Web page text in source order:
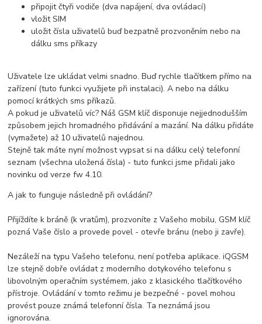
připojit čtyři vodiče (dva napájení, dva ovládací)
vložit SIM
uložit čísla uživatelů buď bezpatně prozvoněním nebo na
dálku sms příkazy
Uživatele lze ukládat velmi snadno. Buď rychle tlačítkem přímo na
zařízení (tuto funkci využijete při instalaci). A nebo na dálku
pomocí krátkých sms příkazů.
A pokud je uživatelů víc? Náš GSM klíč disponuje nejjednodušším
způsobem jejich hromadného přidávání a mazání. Na dálku přidáte
(vymažete) až 10 uživatelů najednou.
Stejně tak máte nyní možnost vypsat si na dálku celý telefonní
seznam (všechna uložená čísla) - tuto funkci jsme přidali jako
novinku od verze fw 4.10.
A jak to funguje následně při ovládání?
Přijíždíte k bráně (k vratům), prozvoníte z Vašeho mobilu, GSM klíč
pozná Vaše číslo a provede povel - otevře bránu (nebo ji zavře).
Nezáleží na typu Vašeho telefonu, není potřeba aplikace. iQGSM
lze stejně dobře ovládat z moderního dotykového telefonu s
libovolným operačním systémem, jako z klasického tlačítkového
přístroje. Ovládání v tomto režimu je bezpečné - povel mohou
provést pouze známá telefonní čísla. Ta neznámá jsou
ignorována.